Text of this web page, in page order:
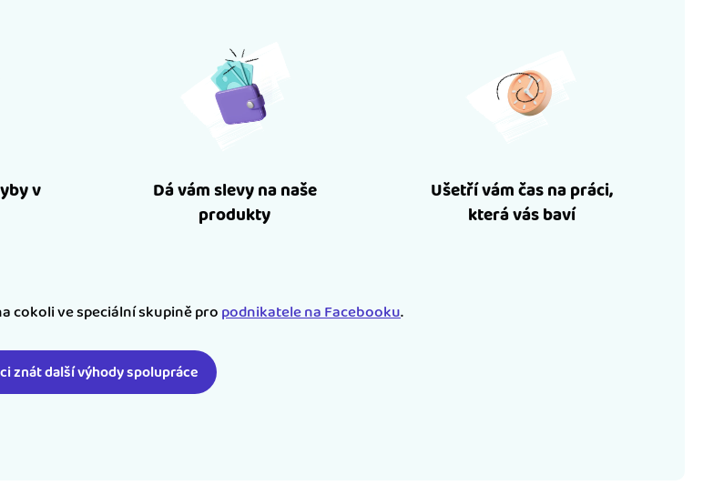
v
Dá vám slevy na naše
produkty
Ušetří vám čas na práci,
která vás baví
cokoli ve speciální skupině propodnikatele na Facebooku.
znát další výhody spolupráce